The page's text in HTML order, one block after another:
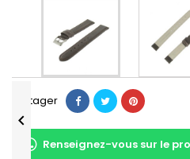

Partager
Renseignez-vous sur le